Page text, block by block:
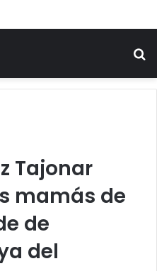
auto en Tulum
Tajonar
mamás de
de
del